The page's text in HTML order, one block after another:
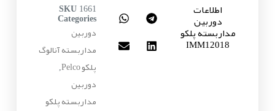
اطلاعات
دوربین
مداربسته پلکو
IMM12018
SKU 1661
Categories
دوربین
مداربسته آنالوگ
پلکو Pelco
,
دوربین
مداربسته پلکو